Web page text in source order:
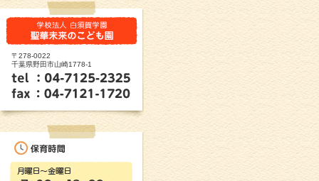
〒278-0022
千葉県野田市山崎1778-1